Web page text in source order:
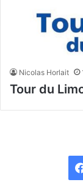
Nicolas Horlait
Tour du